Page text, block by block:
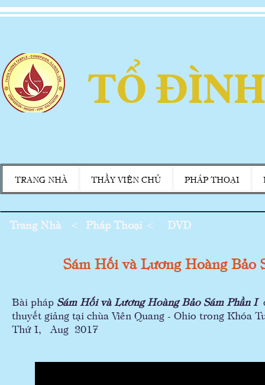
TỔ
TRANG NHÀ THẦY VIỆN CHỦ PHÁP THOẠI
Trang Nhà < Pháp Thoại < DVD
Sám Hối và Lương Hoàng Bảo
Bài pháp Sám Hối và Lương Hoàng Bảo Sám Phần I
thuyết giảng tại chùa Viên Quang - Ohio trong Khóa
Thứ I, Aug 2017